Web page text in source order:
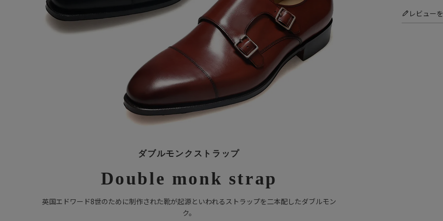
レビュー
ダブルモンクストラップ
Double monk strap
英国エドワード8世のために制作された靴が起源といわれるストラップを二本配したダブルモン
ク。